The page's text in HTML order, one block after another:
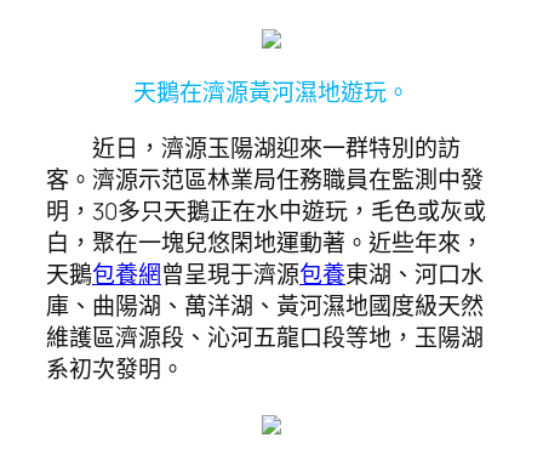
天鵝在濟源黃河濕地遊玩。
近日，濟源玉陽湖迎來一群特別的訪
客。濟源示范區林業局任務職員在監測中發
明，30多只天鵝正在水中遊玩，毛色或灰或
白，聚在一塊兒悠閑地運動著。近些年來，
天鵝包養網曾呈現于濟源包養東湖、河口水
庫、曲陽湖、萬洋湖、黃河濕地國度級天然
維護區濟源段、沁河五龍口段等地，玉陽湖
系初次發明。